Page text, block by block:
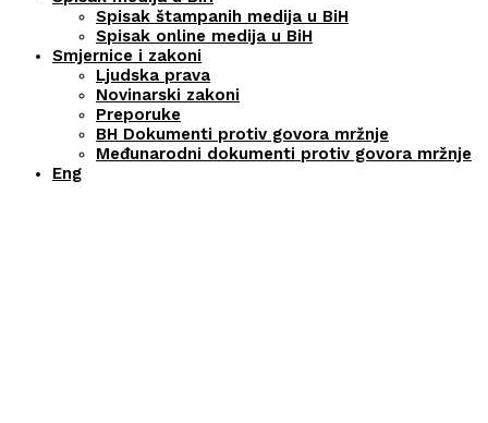
Spisak štampanih medija u BiH
Spisak online medija u BiH
Smjernice i zakoni
Ljudska prava
Novinarski zakoni
Preporuke
BH Dokumenti protiv govora mržnje
Međunarodni dokumenti protiv govora mržnje
Eng